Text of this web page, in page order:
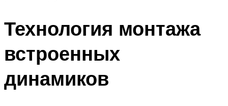
Технология монтажа
встроенных
динамиков